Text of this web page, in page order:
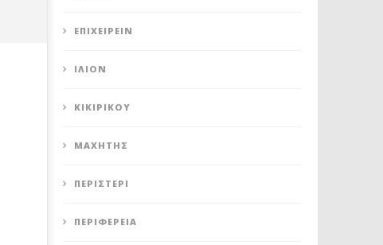
ΔΥΤΙΚΗ ΑΘΗΝΑ: ΠΟΙΟΙ ΟΙ
ΕΠΙΧΕΙΡΕΊΝ
ΊΛΙΟΝ
ΚΙΚΙΡΙΚΟΥ
ΜΑΧΗΤΗΣ
ΠΕΡΙΣΤΈΡΙ
ΠΕΡΙΦΈΡΕΙΑ